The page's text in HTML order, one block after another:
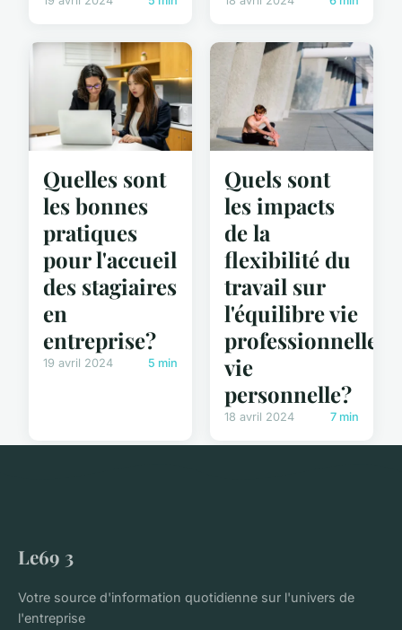
Quelles sont
les bonnes
pratiques
pour l'accueil
des stagiaires
en
entreprise?
19 avril 2024 5 min
Quels sont
les impacts
de la
flexibilité du
travail sur
l'équilibre vie
professionnelle-
vie
personnelle?
18 avril 2024 7 min
Le69 3
Votre source d'information quotidienne sur l'univers de
l'entreprise